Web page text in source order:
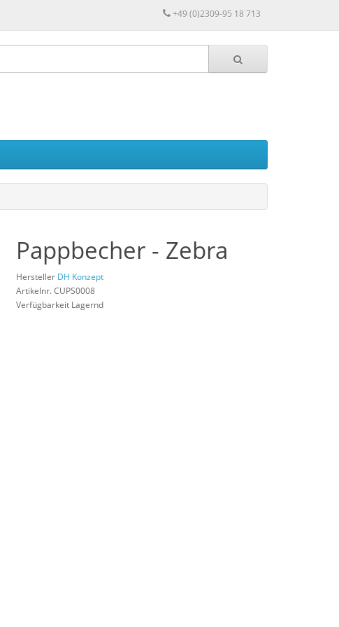
+49 (0)2309-95 18 713
Pappbecher - Zebra
Hersteller DH Konzept
Artikelnr. CUPS0008
Verfügbarkeit Lagernd